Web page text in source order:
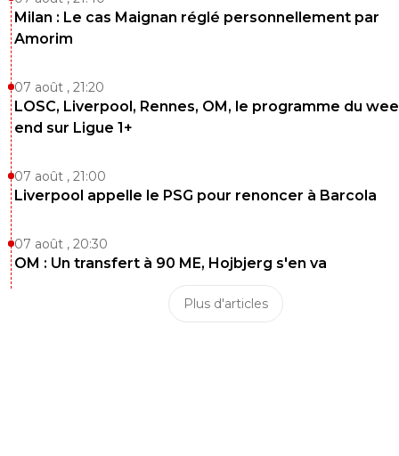
Milan : Le cas Maignan réglé personnellement par
Amorim
07 août , 21:20
LOSC, Liverpool, Rennes, OM, le programme du
end sur Ligue 1+
07 août , 21:00
Liverpool appelle le PSG pour renoncer à Barcola
07 août , 20:30
OM : Un transfert à 90 ME, Hojbjerg s'en va
Plus d'articles